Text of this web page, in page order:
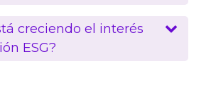
creciendo el interés
ESG?